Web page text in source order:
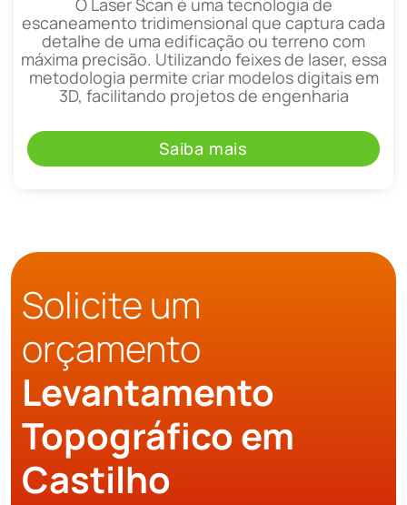
escaneamento tridimensional que captura cada
detalhe de uma edificação ou terreno com
máxima precisão. Utilizando feixes de laser, essa
metodologia permite criar modelos digitais em
3D, facilitando projetos de engenharia
Saiba mais
Solicite um
orçamento
Levantamento
Topográfico em
Castilho